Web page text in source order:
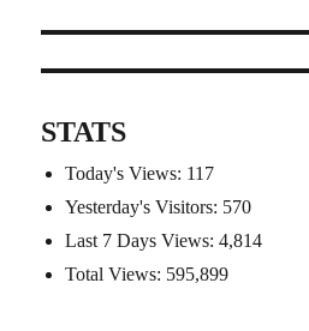
STATS
Today's Views: 117
Yesterday's Visitors: 570
Last 7 Days Views:4,814
Total Views: 595,899